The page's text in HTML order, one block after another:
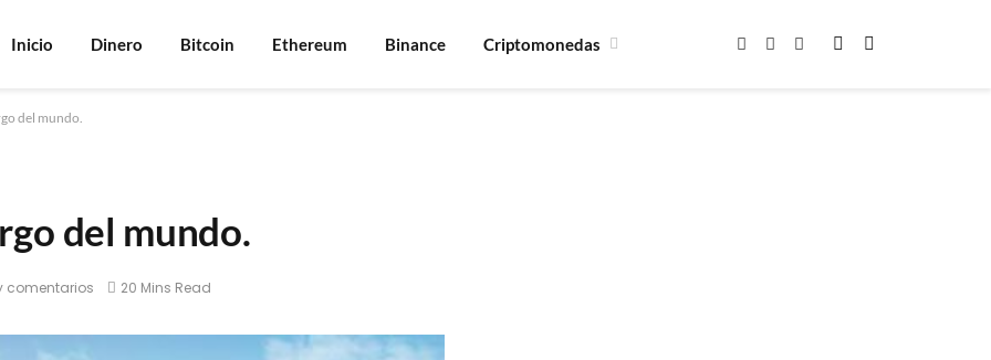
Inicio Dinero Bitcoin Ethereum Binance Criptomonedas Facebook
X
Instagram
del mundo.
del mundo.
comentarios 20 Mins Read